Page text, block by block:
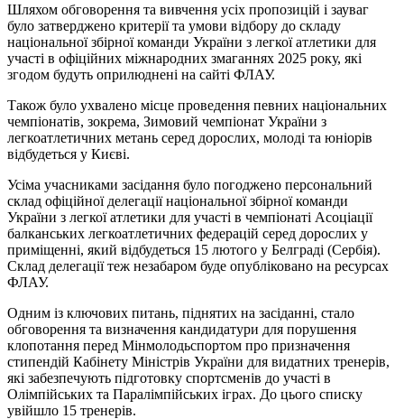
Шляхом обговорення та вивчення усіх пропозицій і зауваг
було затверджено критерії та умови відбору до складу
національної збірної команди України з легкої атлетики для
участі в офіційних міжнародних змаганнях 2025 року, які
згодом будуть оприлюднені на сайті ФЛАУ.
Також було ухвалено місце проведення певних національних
чемпіонатів, зокрема, Зимовий чемпіонат України з
легкоатлетичних метань серед дорослих, молоді та юніорів
відбудеться у Києві.
Усіма учасниками засідання було погоджено персональний
склад офіційної делегації національної збірної команди
України з легкої атлетики для участі в чемпіонаті Асоціації
балканських легкоатлетичних федерацій серед дорослих у
приміщенні, який відбудеться 15 лютого у Белграді (Сербія).
Склад делегації теж незабаром буде опубліковано на ресурсах
ФЛАУ.
Одним із ключових питань, піднятих на засіданні, стало
обговорення та визначення кандидатури для порушення
клопотання перед Мінмолодьспортом про призначення
стипендій Кабінету Міністрів України для видатних тренерів,
які забезпечують підготовку спортсменів до участі в
Олімпійських та Паралімпійських іграх. До цього списку
увійшло 15 тренерів.